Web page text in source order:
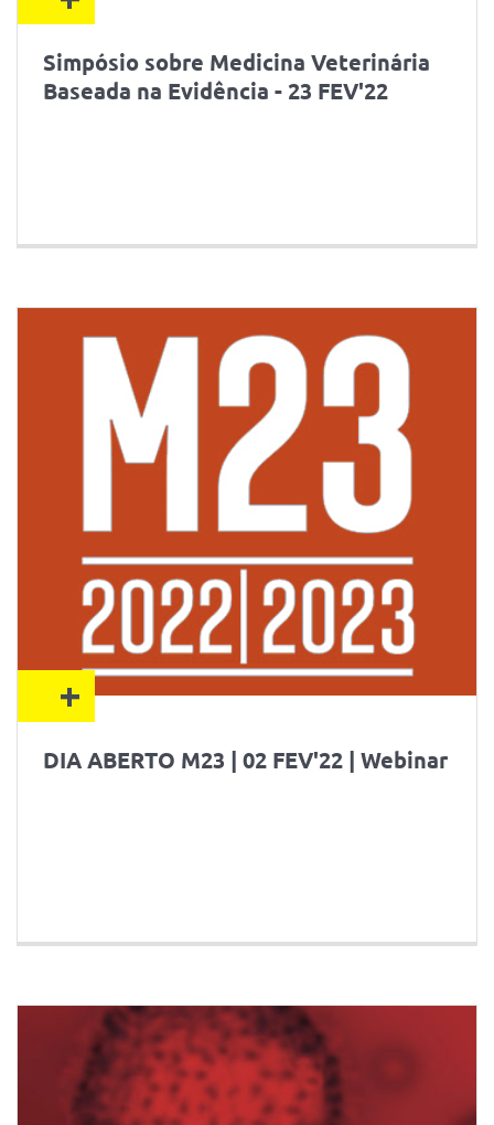
Simpósio sobre Medicina Veterinária
Baseada na Evidência - 23 FEV'22
+
DIA ABERTO M23 | 02 FEV'22 | Webinar